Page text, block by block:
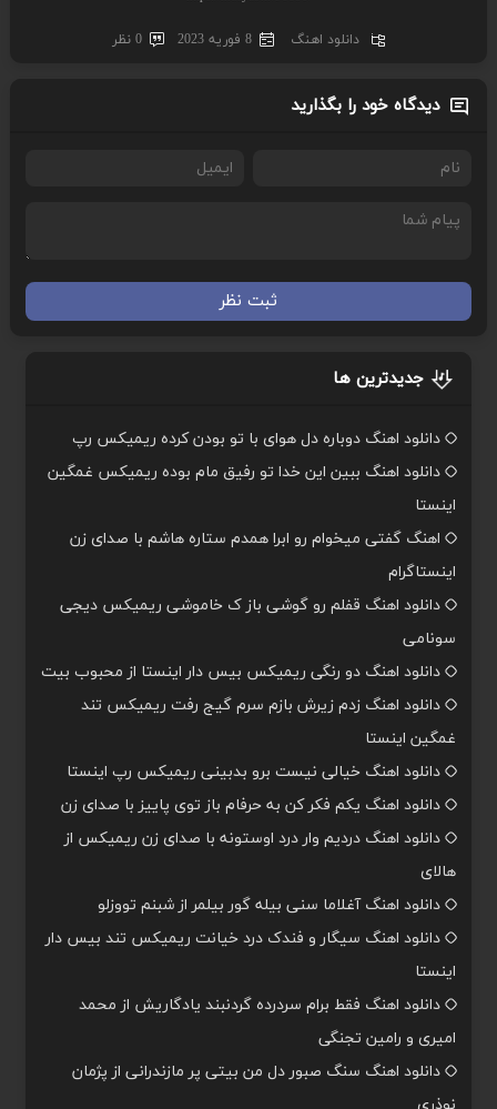
دانلود اهنگ 8 فوریه 2023 0 نظر
دیدگاه خود را بگذارید
ثبت نظر
جدیدترین ها
دانلود اهنگ دوباره دل هوای با تو بودن کرده ریمیکس رپ
دانلود اهنگ ببین این خدا تو رفیق مام بوده ریمیکس غمگین
اینستا
اهنگ گفتی میخوام رو ابرا همدم ستاره هاشم با صدای زن
اینستاگرام
دانلود اهنگ قفلم رو گوشی باز ک خاموشی ریمیکس دیجی
سونامی
دانلود اهنگ دو رنگی ریمیکس بیس دار اینستا از محبوب بیت
دانلود اهنگ زدم زیرش بازم سرم گیج رفت ریمیکس تند
غمگین اینستا
دانلود اهنگ خیالی نیست برو بدبینی ریمیکس رپ اینستا
دانلود اهنگ یکم فکر کن به حرفام باز توی پاییز با صدای زن
دانلود اهنگ دردیم وار درد اوستونه با صدای زن ریمیکس از
هالای
دانلود اهنگ آغلاما سنی بیله گور بیلمر از شبنم تووزلو
دانلود اهنگ سیگار و فندک درد خیانت ریمیکس تند بیس دار
اینستا
دانلود اهنگ فقط برام سردرده گردنبند یادگاریش از محمد
امیری و رامین تجنگی
دانلود اهنگ سنگ صبور دل من بیتی پر مازندرانی از پژمان
نوذری